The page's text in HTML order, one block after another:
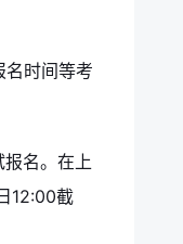
时间等考
名。在上
12:00截